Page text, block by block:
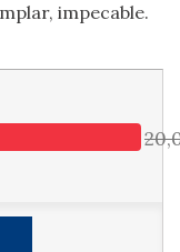
impecable.